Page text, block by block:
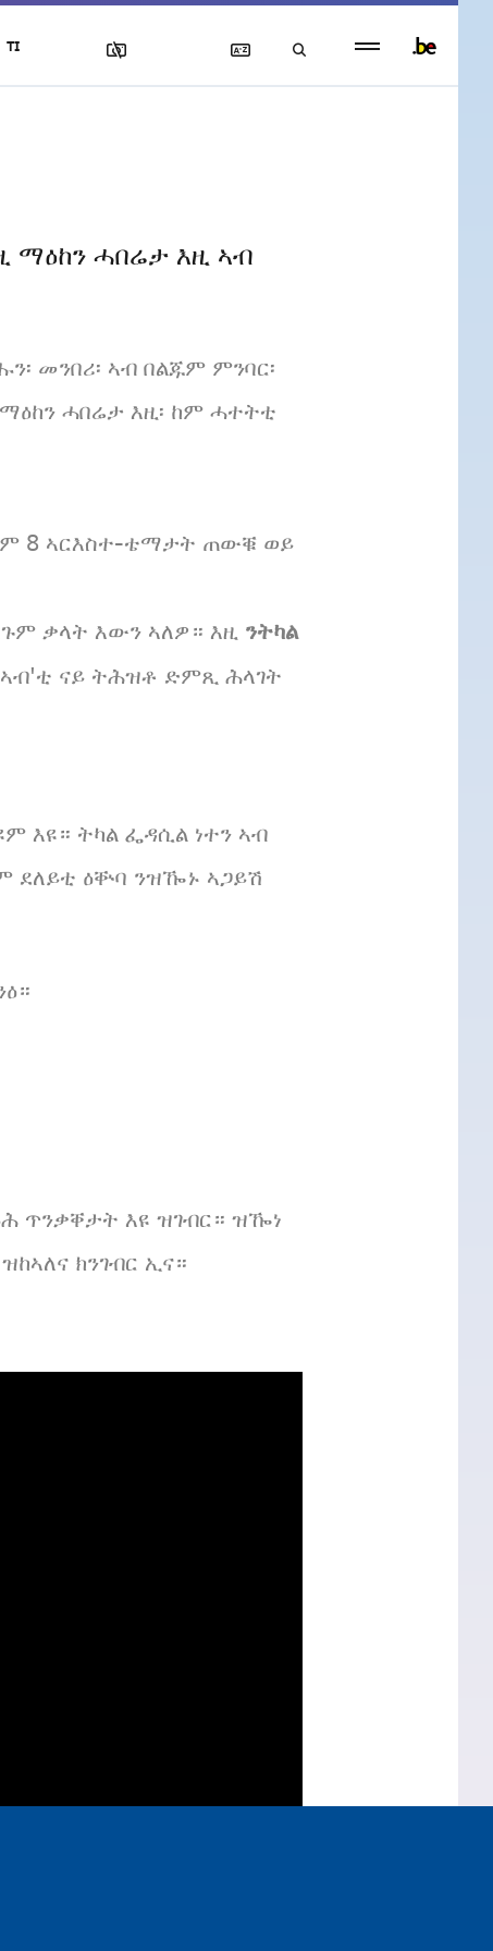
ማዕከን ሓበሬታ እዚ ኣብ
መንበሪ፡ ኣብ በልጁም ምንባር፡
ሓበሬታ እዚ፡ ከም ሓተትቲ
8 ኣርእስተ-ቴማታት ጠውቑ ወይ
ቃላት እውን ኣለዎ። እዚ ንትካል
ናይ ትሕዝቶ ድምጺ ሕላገት
እዩ። ትካል ፌዳሲል ነተን ኣብ
ደለይቲ ዕቝባ ንዝዀኑ ኣጋይሽ
ጥንቃቐታት እዩ ዝገብር። ዝዀነ
ክንገብር ኢና።
TI
footer